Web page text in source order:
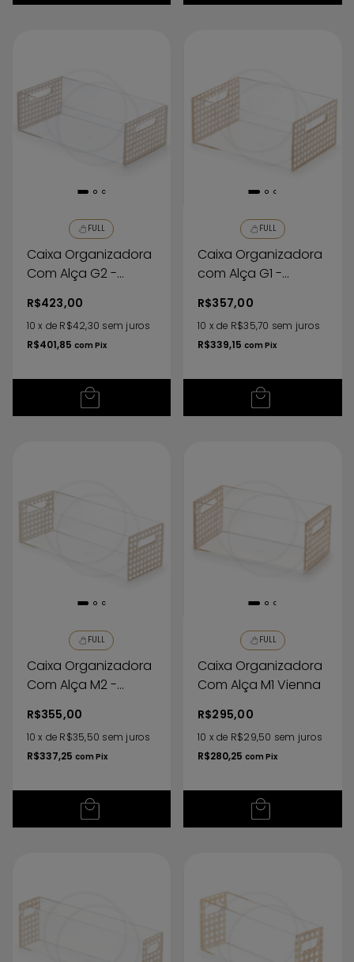
FULL
Caixa Organizadora
Com Alça G2 -
R$423,00
10 x de R$42,30 sem juros
R$401,85 com Pix
FULL
Caixa Organizadora
com Alça G1 -
R$357,00
10 xde R$35,70 sem juros
R$339,15 com Pix
FULL
Caixa Organizadora
Com Alça M2 -
R$355,00
10 x de R$35,50 sem juros
R$337,25 com Pix
FULL
Caixa Organizadora
Com Alça M1 Vienna
R$295,00
10 xde R$29,50 sem juros
R$280,25 com Pix